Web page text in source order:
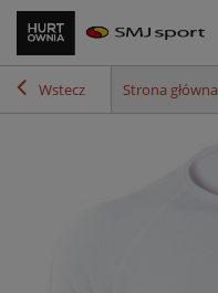
Wstecz Strona główna